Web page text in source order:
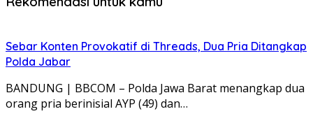
Sebar Konten Provokatif di Threads, Dua Pria Ditangkap
Polda Jabar
BANDUNG | BBCOM – Polda Jawa Barat menangkap dua
orang pria berinisial AYP (49) dan…